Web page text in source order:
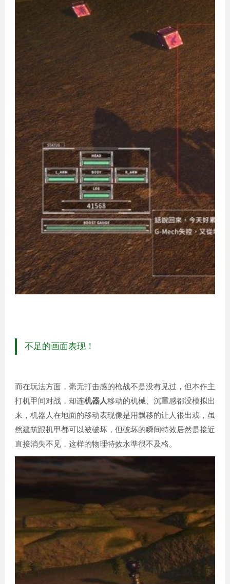
不足的画面表现！
而在玩法方面，毫无打击感的枪战不是没有见过，但本作主
打机甲间对战，却连机器人移动的机械、沉重感都没模拟出
来，机器人在地面的移动表现像是用飘移的让人很出戏，虽
然建筑跟机甲都可以被破坏，但破坏的瞬间特效居然是接近
直接消失不见，这样的物理特效水準很不及格。